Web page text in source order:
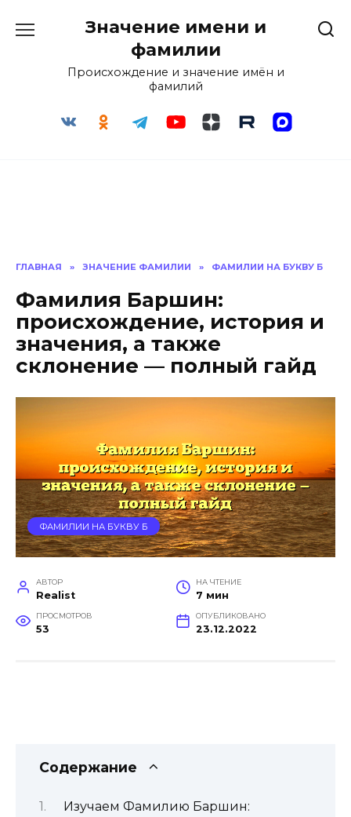
Значение имени и
фамилии
Происхождение и значение имён и
фамилий
ГЛАВНАЯ » ЗНАЧЕНИЕ ФАМИЛИИ » ФАМИЛИИ НА БУКВУ Б
Фамилия Баршин:
происхождение, история и
значения, а также
склонение — полный гайд
ФАМИЛИИ НА БУКВУ Б
АВТОР
Realist
НА ЧТЕНИЕ
7 мин
ПРОСМОТРОВ
53
ОПУБЛИКОВАНО
23.12.2022
Содержание
Изучаем Фамилию Баршин: